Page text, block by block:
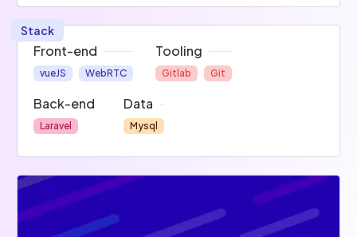
Stack
Front-end
vueJS WebRTC
Tooling
Gitlab Git
Back-end
Laravel
Data
Mysql